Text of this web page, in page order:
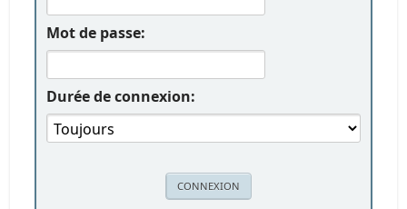
Mot de passe:
Durée de connexion: